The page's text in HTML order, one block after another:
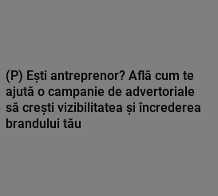
(P) Ești antreprenor? Află cum te
ajută o campanie de advertoriale
să crești vizibilitatea și încrederea
brandului tău